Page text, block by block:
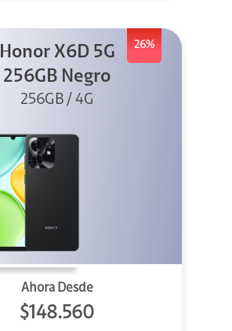
26%
Honor X6D 5G
256GB Negro
256GB / 4G
Ahora Desde
$148.560